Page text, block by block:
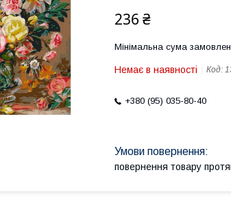
236 ₴
Мінімальна сума
Немає в наявності Код:
+380 (95) 035-80-40
повернення товару